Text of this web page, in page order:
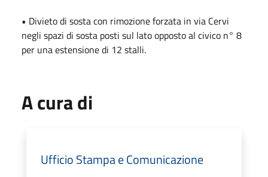
• Divieto di sosta con rimozione forzata in via Cervi
negli spazi di sosta posti sul lato opposto al civico n° 8
per una estensione di 12 stalli.
A cura di
Ufficio Stampa e Comunicazione